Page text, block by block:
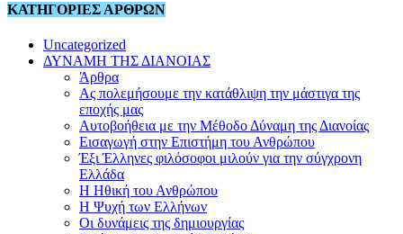
ΚΑΤΗΓΟΡΙΕΣ ΑΡΘΡΩΝ
Uncategorized
ΔΥΝΑΜΗ ΤΗΣ ΔΙΑΝΟΙΑΣ
Άρθρα
Ας πολεμήσουμε την κατάθλιψη την μάστιγα της
εποχής μας
Αυτοβοήθεια με την Μέθοδο Δύναμη της Διανοίας
Εισαγωγή στην Επιστήμη του Ανθρώπου
Έξι Έλληνες φιλόσοφοι μιλούν για την σύγχρονη
Ελλάδα
Η Ηθική του Ανθρώπου
Η Ψυχή των Ελλήνων
Οι δυνάμεις της δημιουργίας